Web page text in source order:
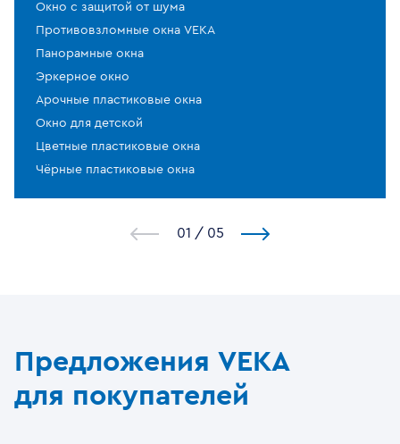
Окно с защитой от шума
Противовзломные окна VEKA
Панорамные окна
Эркерное окно
Арочные пластиковые окна
Окно для детской
Цветные пластиковые окна
Чёрные пластиковые окна
1 / 5
Предложения VEKA
для покупателей